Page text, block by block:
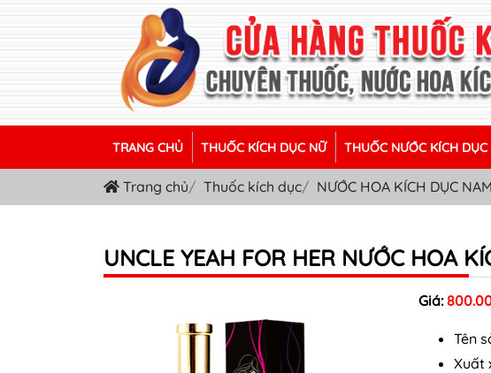
TRANG CHỦ THUỐC KÍCH DỤC NỮ THUỐC NƯỚC KÍCH DỤC
Trang chủ Thuốc kích dục NƯỚC HOA KÍCH DỤC NAM
UNCLE YEAH FOR HER NƯỚC HOA
Giá:
Tên
Xuất